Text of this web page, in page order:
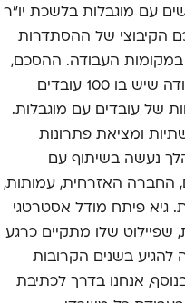
עם מוגבלות בלשכת יו"ר
הקיבוצי של ההסתדרות
במקומות העבודה. ההסכם,
שנחתם ב-2014, קובע שבמקום עבודה שיש בו 100 עובדים
לדאוג לייצוג של 3% לפחות של עובדים עם מוגבלות.
ומציאת פתרונות
נעשה בשיתוף עם
החברה האזרחית, עמותות,
גיא פיתח מודל אסטרטגי
שפיילוט שלו מתקיים כרגע
להגיע בשנים הקרובות
אנחנו בדרך לכתיבת